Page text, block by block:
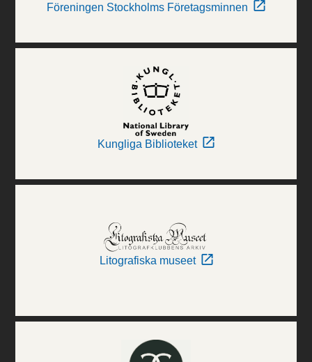
Föreningen Stockholms Företagsminnen
Kungliga Biblioteket
Litografiska museet